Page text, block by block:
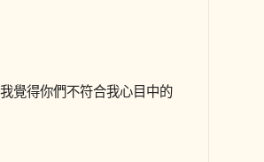
覺得你們不符合我心目中的